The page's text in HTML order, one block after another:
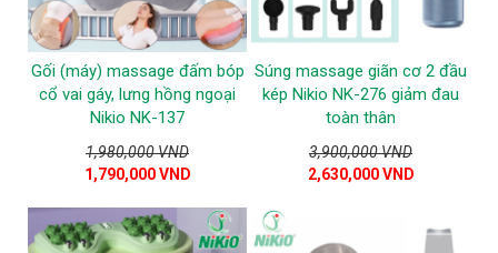
Gối (máy) massage đấm bóp
cổ vai gáy, lưng hồng ngoại
Nikio NK-137
1,980,000 VND
1,790,000 VND
Súng massage giãn cơ 2 đầu
kép Nikio NK-276 giảm đau
toàn thân
3,900,000 VND
2,630,000 VND